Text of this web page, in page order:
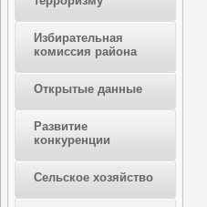
Избирательная
комиссия района
Открытые данные
Развитие
конкуренции
Сельское хозяйство